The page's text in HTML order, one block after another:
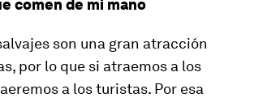
comen de mi mano
son una gran atracción
por lo que si atraemos a los
a los turistas. Por esa